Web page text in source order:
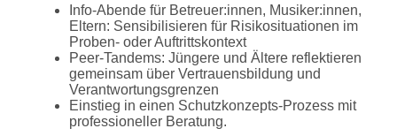
Info-Abende für Betreuer:innen, Musiker:innen,
Eltern: Sensibilisieren für Risikosituationen im
Proben- oder Auftrittskontext
Peer‑Tandems: Jüngere und Ältere reflektieren
gemeinsam über Vertrauensbildung und
Verantwortungsgrenzen
Einstieg in einen Schutzkonzepts-Prozess mit
professioneller Beratung.